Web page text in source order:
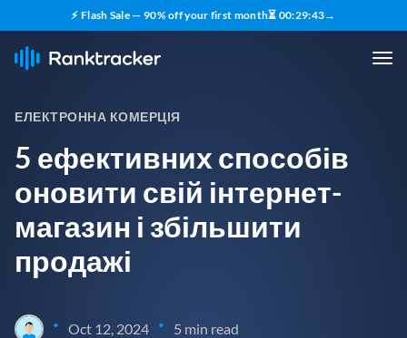
⚡ Flash Sale — 90% off your first month⏳ 00:29:42→
ЕЛЕКТРОННА КОМЕРЦІЯ
5 ефективних способів
оновити свій інтернет-
магазин і збільшити
продажі
• Oct 12, 2024 • 5 min read